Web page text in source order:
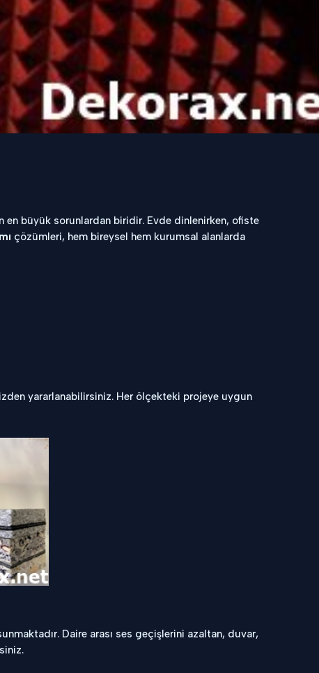
büyük sorunlardan biridir. Evde dinlenirken, ofiste
çözümleri, hem bireysel hem kurumsal alanlarda
yararlanabilirsiniz. Her ölçekteki projeye uygun
Daire arası ses geçişlerini azaltan, duvar,